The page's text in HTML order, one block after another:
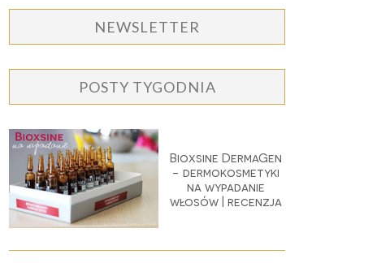
NEWSLETTER
POSTY TYGODNIA
Bioxsine DermaGen
- dermokosmetyki
na wypadanie
włosów | recenzja